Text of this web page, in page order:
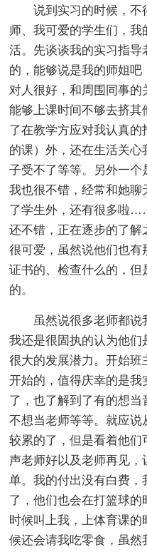
说到实习的时候，不
师、我可爱的学生们，
活。先谈谈我的实习指
的，能够说是我的师姐
对人很好，和周围同事
能够上课时间不够去挤
了在教学方应对我认真
的课）外，还在生活关
子受不了等等。另外一
我也很不错，经常和她
了学生外，还有很多啦
还不错，正在逐步的了
很可爱，虽然说他们也
证书的、检查什么的，
的。
虽然说很多老师都
我还是很固执的认为他
很大的发展潜力。开始
开始的，值得庆幸的是
了，也了解到了有的想
不想当老师等等。就应
较累的了，但是看着他
声老师好以及老师再见
单。我的付出没有白费
了，他们也会在打篮球
时候叫上我，上体育课
候还会请我吃零食，虽